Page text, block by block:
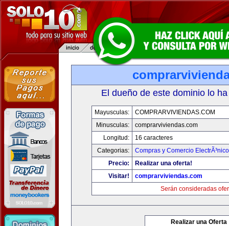
El dueño de este dominio lo
Mayusculas:
COMPRARVIVIENDAS.COM
Minusculas:
comprarviviendas.com
Longitud:
16 caracteres
Categorias:
Compras y Comercio ElectrÃ³nico
Precio:
Realizar una oferta!
Visitar!
comprarviviendas.com
Serán consideradas
Realizar una Oferta